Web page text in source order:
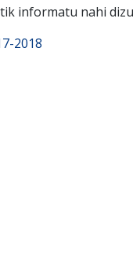
informatu nahi
2018